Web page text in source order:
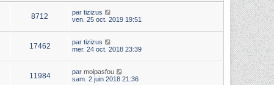
8712 par tizizus
ven. 25 oct. 2019 19:51
17462 par tizizus
mer. 24 oct. 2018 23:39
11984 par moipasfou
sam. 2 juin 2018 21:36